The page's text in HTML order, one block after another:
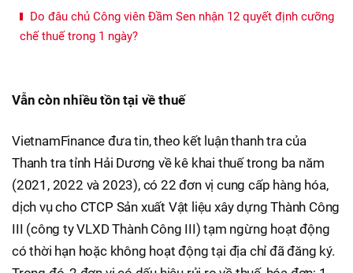
Do đâu chủ Công viên Đầm Sen nhận 12 quyết định cưỡng
chế thuế trong 1 ngày?
Vẫn còn nhiều tồn tại về thuế
VietnamFinance đưa tin, theo kết luận thanh tra của
Thanh tra tỉnh Hải Dương về kê khai thuế trong ba năm
(2021, 2022 và 2023), có 22 đơn vị cung cấp hàng hóa,
dịch vụ cho CTCP Sản xuất Vật liệu xây dựng Thành Công
III (công ty VLXD Thành Công III) tạm ngừng hoạt động
có thời hạn hoặc không hoạt động tại địa chỉ đã đăng ký.